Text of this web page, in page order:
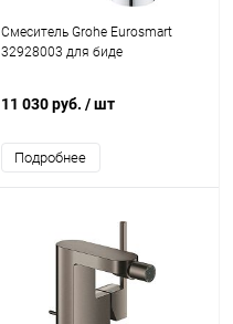
Смеситель Grohe Eurosmart
32928003 для биде
11 030 руб. / шт
Подробнее